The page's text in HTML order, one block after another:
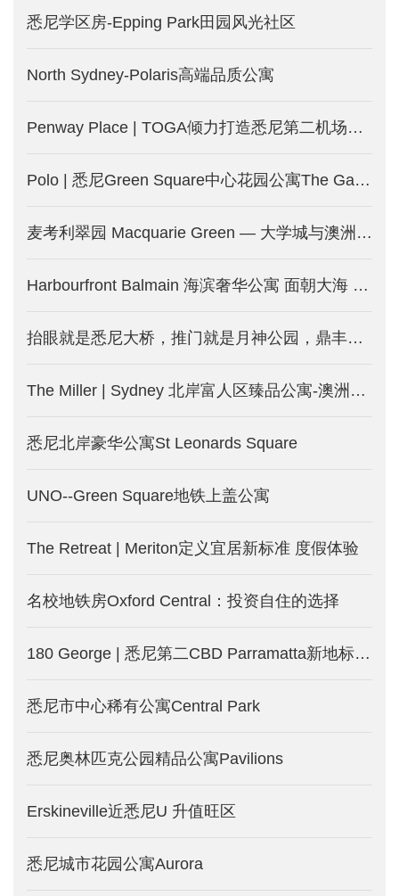
悉尼学区房-Epping Park田园风光社区
North Sydney-Polaris高端品质公寓
Penway Place | TOGA倾力打造悉尼第二机场附近精品公寓 步达地铁-澳洲悉尼新楼盘发售中
Polo | 悉尼Green Square中心花园公寓The Gallery新一期-澳洲悉尼新房产发售中
麦考利翠园 Macquarie Green — 大学城与澳洲硅谷旁的绿色生活-澳洲悉尼新房产出售中
Harbourfront Balmain 海滨奢华公寓 面朝大海 春暖花开-澳洲悉尼新楼盘开售中
抬眼就是悉尼大桥，推门就是月神公园，鼎丰巨献- Milsons Point地标，荣耀现世
The Miller | Sydney 北岸富人区臻品公寓-澳洲悉尼新楼盘出售中
悉尼北岸豪华公寓St Leonards Square
UNO--Green Square地铁上盖公寓
The Retreat | Meriton定义宜居新标准 度假体验
名校地铁房Oxford Central：投资自住的选择
180 George | 悉尼第二CBD Parramatta新地标！近揽水景 远眺市中心！
悉尼市中心稀有公寓Central Park
悉尼奥林匹克公园精品公寓Pavilions
Erskineville近悉尼U 升值旺区
悉尼城市花园公寓Aurora